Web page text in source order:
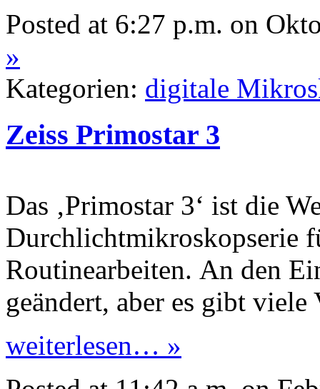
Posted at 6:27 p.m. on
»
Kategorien: digitale
Zeiss Primostar 3
Das ‚Primostar 3‘ ist die
Durchlichtmikroskopserie
Routinearbeiten. An den
geändert, aber es gibt viele
weiterlesen… »